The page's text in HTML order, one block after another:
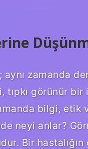
zamanda
tıpkı görünür
bilgi, etik
neyi anlar?
Bir hastalığın